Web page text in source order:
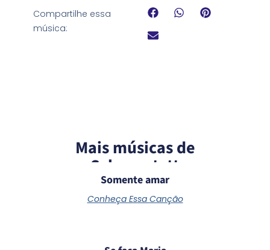
Compartilhe essa
música:
Mais músicas de
Schoenstatt
Somente amar
Conheça Essa Canção